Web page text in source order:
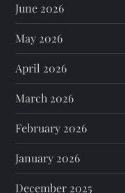
June 2026
May 2026
April 2026
March 2026
February 2026
January 2026
December 2025